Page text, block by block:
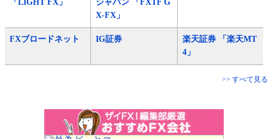
「LIGHT FX」
ジャパン 「FXTF G
X-FX」
FXブロードネット IG証券
楽天証券 「楽天MT
4」
>> すべて見る